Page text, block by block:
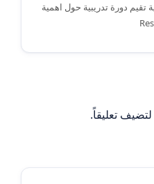
تقيم دورة تدريبية حول اهمية
لتضيف تعليقاً.